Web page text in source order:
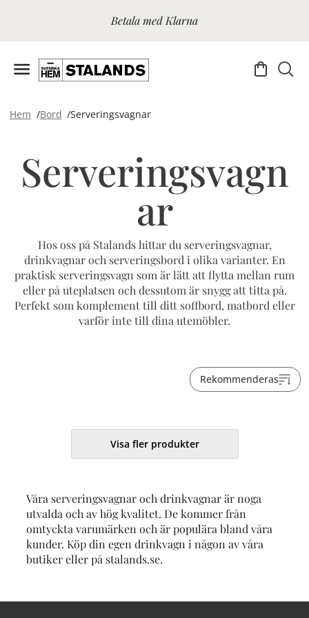
Betala med Klarna
Hem Bord Serveringsvagnar
Serveringsvagn
ar
Hos oss på Stalands hittar du serveringsvagnar,
drinkvagnar och serveringsbord i olika varianter. En
praktisk serveringsvagn som är lätt att flytta mellan rum
eller på uteplatsen och dessutom är snygg att titta på.
Perfekt som komplement till ditt soffbord, matbord eller
varför inte till dina utemöbler.
Rekommenderas
Visa fler produkter
Våra serveringsvagnar och drinkvagnar är noga
utvalda och av hög kvalitet. De kommer från
omtyckta varumärken och är populära bland våra
kunder. Köp din egen drinkvagn i någon av våra
butiker eller på stalands.se.